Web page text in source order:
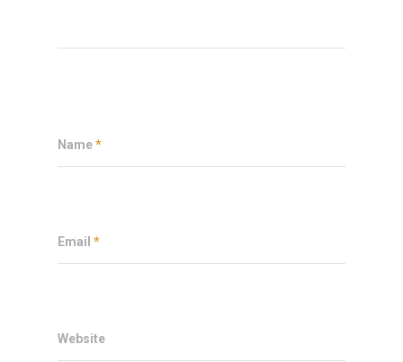
Name*
Email *
Website